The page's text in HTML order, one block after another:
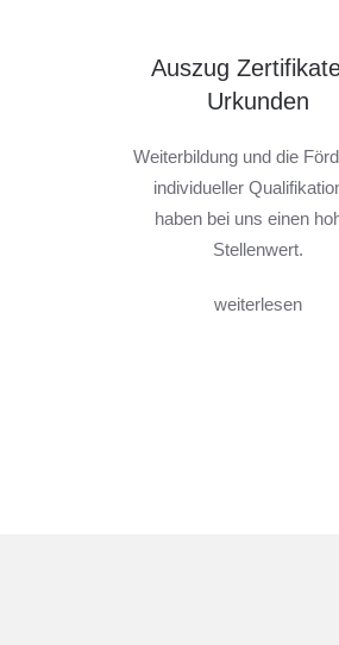
Auszug
Urkunden
Weiterbildung und die
individueller
haben bei uns einen
Stellenwert.
weiterlesen